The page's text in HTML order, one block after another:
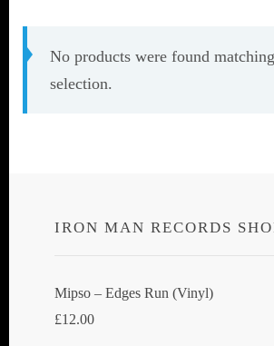
No products were found
selection.
IRON MAN RECORDS
Mipso ‎– Edges Run (Vinyl)
£12.00